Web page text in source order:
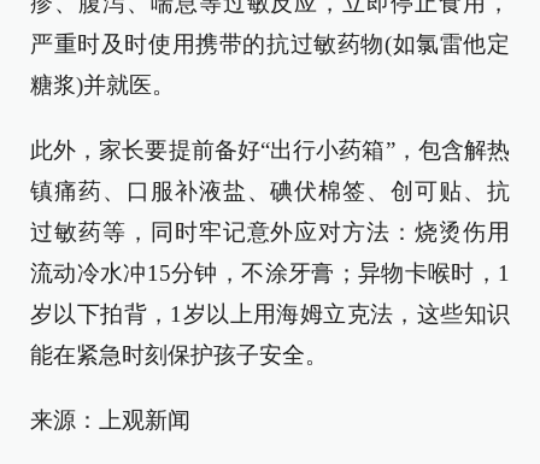
严重时及时使用携带的抗过敏药物(如氯雷他定
糖浆)并就医。
此外，家长要提前备好“出行小药箱”，包含解热
镇痛药、口服补液盐、碘伏棉签、创可贴、抗
过敏药等，同时牢记意外应对方法：烧烫伤用
流动冷水冲15分钟，不涂牙膏；异物卡喉时，1
岁以下拍背，1岁以上用海姆立克法，这些知识
能在紧急时刻保护孩子安全。
来源：上观新闻